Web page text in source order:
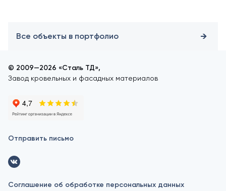
Все объекты в портфолио
© 2009—2026 «Сталь ТД»,
Завод кровельных и фасадных материалов
Отправить письмо
Соглашение об обработке персональных данных